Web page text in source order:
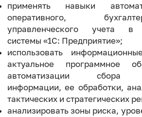
применять навыки
оперативного,
управленческого учета в
системы «1С: Предприятие»;
использовать
актуальное программное
автоматизации сбора
информации, ее обработки,
тактических и стратегических
анализировать зоны риска,